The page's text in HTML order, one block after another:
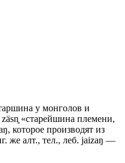
у монголов и
«старейшина племени,
которое производят из
же алт., тел., леб. jaizaŋ —